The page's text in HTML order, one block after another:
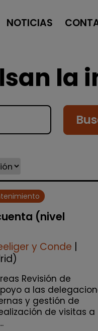
NOTICIAS
la
(nivel
y Conde |
Revisión de
a las
y gestión de
de visitas a